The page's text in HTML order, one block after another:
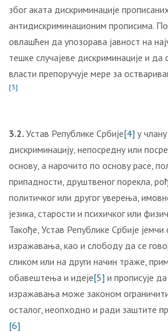
због аката дискриминације
антидискриминационим прописима.
овлашћен да упозорава јавност на
тешке случајеве дискриминације и да
власти препоручује мере за
[3]
3.2. Устав Републике Србије[4] у
дискриминацију, непосредну или
основу, а нарочито по основу расе,
припадности, друштвеног порекла,
политичког или другог уверења,
језика, старости и психичког или
Такође, Устав Републике Србије
изражавања, као и слободу да се
сликом или на други начин траже,
обавештења и идеје[5] и прописује
изражавања може законом
осталог, неопходно и ради заштите
[6]